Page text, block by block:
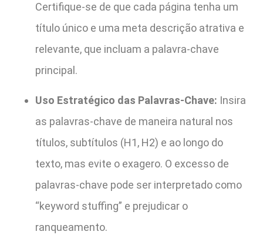
Certifique-se de que cada página tenha um
título único e uma meta descrição atrativa e
relevante, que incluam a palavra-chave
principal.
Uso Estratégico das Palavras-Chave: Insira
as palavras-chave de maneira natural nos
títulos, subtítulos (H1, H2) e ao longo do
texto, mas evite o exagero. O excesso de
palavras-chave pode ser interpretado como
“keyword stuffing” e prejudicar o
ranqueamento.